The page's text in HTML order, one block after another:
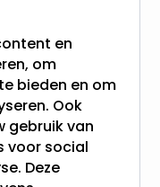
u voor
en
om
bieden en om
Ook
gebruik van
voor social
Deze